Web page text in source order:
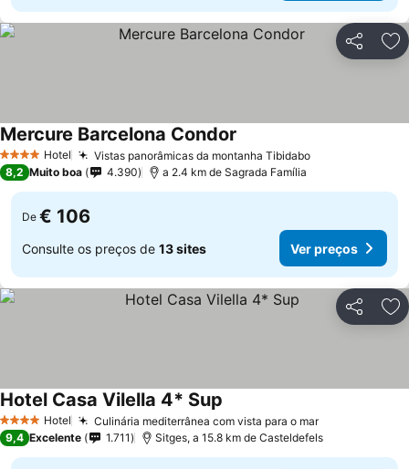
Partilhar
4 EstrelasHotel Vistas panorâmicas da montanha TibidaboVer preços
Mercure Barcelona Condor
8,2 Muito boa 4.390 a 2.4 km de Sagrada Família
De € 106
Consulte os preços de 13 sites Ver preços
Partilhar
4 EstrelasHotel Culinária mediterrânea com vista para o marVer preços
Hotel Casa Vilella 4* Sup
9,4 Excelente 1.711 Sitges, a 15.8 km de Casteldefels